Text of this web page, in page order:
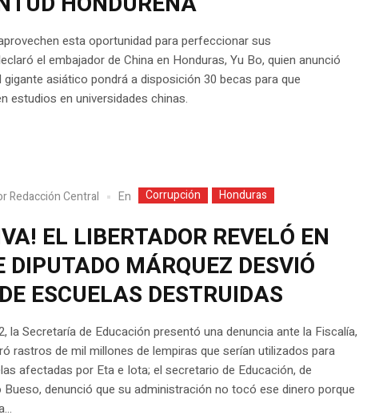
esta oportunidad para perfeccionar sus
el embajador de China en Honduras, Yu Bo, quien anunció
gigante asiático pondrá a disposición 30 becas para que
estudios en universidades chinas.
Redacción Central En Corrupción Honduras
EL LIBERTADOR REVELÓ EN
DIPUTADO MÁRQUEZ DESVIÓ
ESCUELAS DESTRUIDAS
la Secretaría de Educación presentó una denuncia ante la Fiscalía,
rastros de mil millones de lempiras que serían utilizados para
afectadas por Eta e Iota; el secretario de Educación, de
denunció que su administración no tocó ese dinero porque